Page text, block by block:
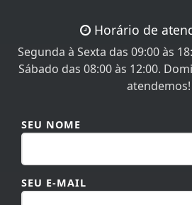
Segunda à Sexta das 09:00 às
Sábado das 08:00 às 12:00.
atendemos!
SEU E-MAIL